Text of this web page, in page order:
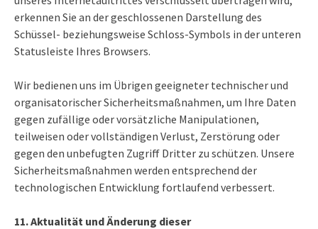
erkennen Sie an der geschlossenen Darstellung des
Schüssel- beziehungsweise Schloss-Symbols in der unteren
Statusleiste Ihres Browsers.
Wir bedienen uns im Übrigen geeigneter technischer und
organisatorischer Sicherheitsmaßnahmen, um Ihre Daten
gegen zufällige oder vorsätzliche Manipulationen,
teilweisen oder vollständigen Verlust, Zerstörung oder
gegen den unbefugten Zugriff Dritter zu schützen. Unsere
Sicherheitsmaßnahmen werden entsprechend der
technologischen Entwicklung fortlaufend verbessert.
11. Aktualität und Änderung dieser